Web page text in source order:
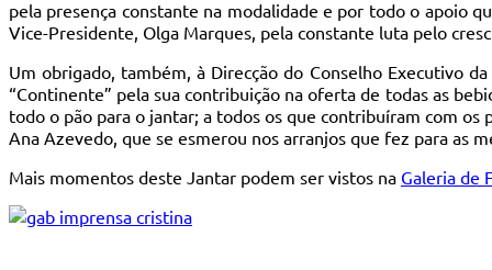
pela presença constante na modalidade e por todo o apoio
Vice-Presidente, Olga Marques, pela constante luta pelo
Um obrigado, também, à Direcção do Conselho Executivo
“Continente” pela sua contribuição na oferta de todas as
todo o pão para o jantar; a todos os que contribuíram com os
Ana Azevedo, que se esmerou nos arranjos que fez para as
Mais momentos deste Jantar podem ser vistos na Galeria de